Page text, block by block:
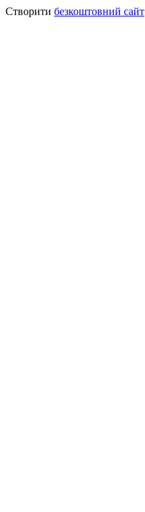
Створити безкоштовний сайт